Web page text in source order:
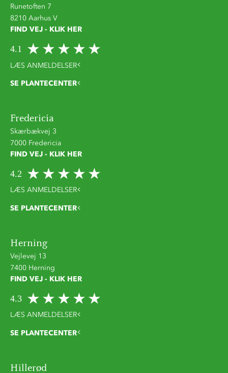
Runetoften 7
8210 Aarhus V
FIND VEJ - KLIK HER
4.1
LÆS ANMELDELSER
SE PLANTECENTER
Fredericia
Skærbækvej 3
7000 Fredericia
FIND VEJ - KLIK HER
4.2
LÆS ANMELDELSER
SE PLANTECENTER
Herning
Vejlevej 13
7400 Herning
FIND VEJ - KLIK HER
4.3
LÆS ANMELDELSER
SE PLANTECENTER
Hillerød